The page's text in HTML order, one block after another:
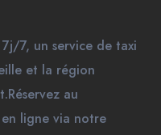
7j/7, un service de taxi
et la région
au
ligne via notre